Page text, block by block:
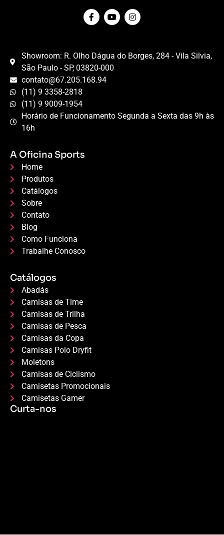
Showroom: R. Olho Dágua do Borges, 284 - Vila Silvia,
São Paulo - SP, 03820-000
contato@67.205.168.94
(11) 9 3358-2818
(11) 9 9009-1954
Horário de Funcionamento Segunda a Sexta das 9h às
16h
A Oficina Sports
Home
Produtos
Catálogos
Sobre
Contato
Blog
Como Funciona
Trabalhe Conosco
Catálogos
Abadás
Camisas de Time
Camisas de Trilha
Camisas de Pesca
Camisas da Copa
Camisas Polo Dryfit
Moletons
Camisas de Ciclismo
Camisetas Promocionais
Camisetas Gamer
Curta-nos